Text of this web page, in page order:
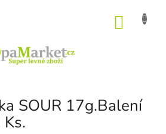
SOUR 17g.Balení